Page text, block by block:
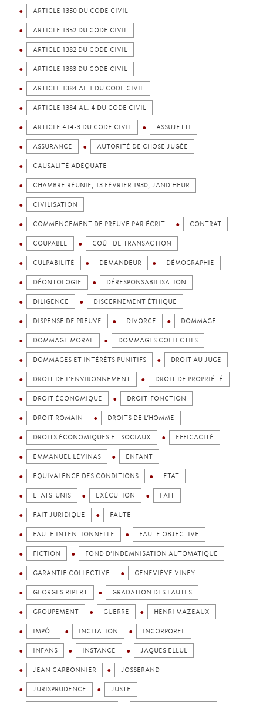
ARTICLE 1350 DU CODE CIVIL
ARTICLE 1352 DU CODE CIVIL
ARTICLE 1382 DU CODE CIVIL
ARTICLE 1383 DU CODE CIVIL
ARTICLE 1384 AL.1 DU CODE CIVIL
ARTICLE 1384 AL. 4 DU CODE CIVIL
ARTICLE 414-3 DU CODE CIVIL ASSUJETTI
ASSURANCE AUTORITÉ DE CHOSE JUGÉE
CAUSALITÉ ADÉQUATE
CHAMBRE RÉUNIE, 13 FÉVRIER 1930, JAND’HEUR
CIVILISATION
COMMENCEMENT DE PREUVE PAR ÉCRIT CONTRAT
COUPABLE COÛT DE TRANSACTION
CULPABILITÉ DEMANDEUR DÉMOGRAPHIE
DÉONTOLOGIE DÉRESPONSABILISATION
DILIGENCE DISCERNEMENT ÉTHIQUE
DISPENSE DE PREUVE DIVORCE DOMMAGE
DOMMAGE MORAL DOMMAGES COLLECTIFS
DOMMAGES ET INTÉRÊTS PUNITIFS DROIT AU JUGE
DROIT DE L’ENVIRONNEMENT DROIT DE PROPRIÉTÉ
DROIT ÉCONOMIQUE DROIT-FONCTION
DROIT ROMAIN DROITS DE L’HOMME
DROITS ÉCONOMIQUES ET SOCIAUX EFFICACITÉ
EMMANUEL LÉVINAS ENFANT
EQUIVALENCE DES CONDITIONS ETAT
ETATS-UNIS EXÉCUTION FAIT
FAIT JURIDIQUE FAUTE
FAUTE INTENTIONNELLE FAUTE OBJECTIVE
FICTION FOND D’INDEMNISATION AUTOMATIQUE
GARANTIE COLLECTIVE GENEVIÈVE VINEY
GEORGES RIPERT GRADATION DES FAUTES
GROUPEMENT GUERRE HENRI MAZEAUX
IMPÔT INCITATION INCORPOREL
INFANS INSTANCE JAQUES ELLUL
JEAN CARBONNIER JOSSERAND
JURISPRUDENCE JUSTE